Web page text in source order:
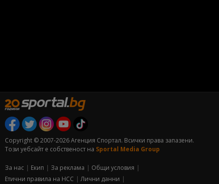
Copyright © 2007-2026 Агенция Спортал. Всички права запазени.
Този уебсайт е собственост на Sportal Media Group
За нас Екип За рекламa
Общи условия
Етични правила на НСС
Лични данни